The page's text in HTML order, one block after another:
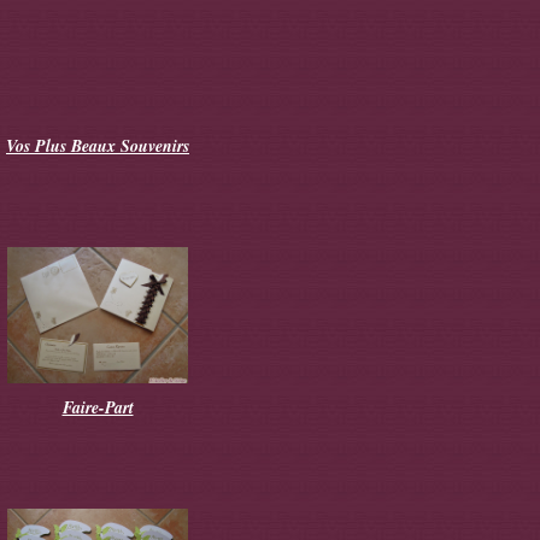
Vos Plus Beaux Souvenirs
Faire-Part